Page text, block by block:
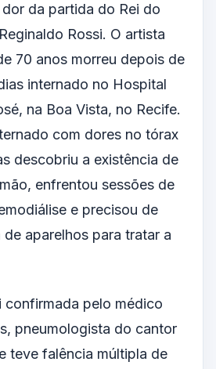
da partida do Rei do
Rossi. O artista
70 anos morreu depois de
internado no Hospital
na Boa Vista, no Recife.
com dores no tórax
descobriu a existência de
enfrentou sessões de
e precisou de
aparelhos para tratar a
confirmada pelo médico
pneumologista do cantor
teve falência múltipla de